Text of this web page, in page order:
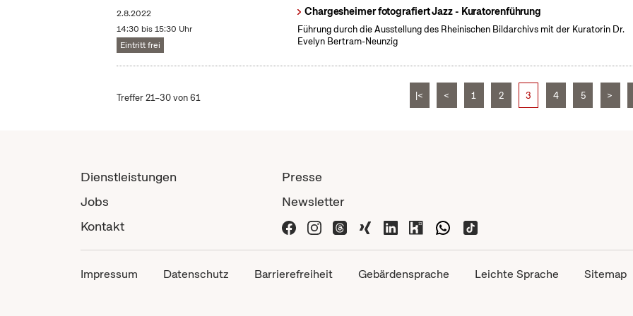
2.8.2022
14:30 bis 15:30 Uhr
Eintritt frei
Chargesheimer fotografiert Jazz - Kuratorenführung
Führung durch die Ausstellung des Rheinischen Bildarchivs mit der Kuratorin Dr.
Evelyn Bertram-Neunzig
Treffer 21–30 von 61 |< < 1 2 3 4 5 >
Dienstleistungen
Jobs
Kontakt
Presse
Newsletter
Impressum Datenschutz Barrierefreiheit Gebärdensprache Leichte Sprache Sitemap